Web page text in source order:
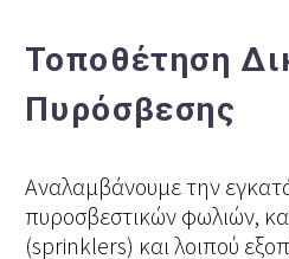
Τοποθέτηση
Πυρόσβεσης
Αναλαμβάνουμε την
πυροσβεστικών φωλιών,
(sprinklers) και λοιπού